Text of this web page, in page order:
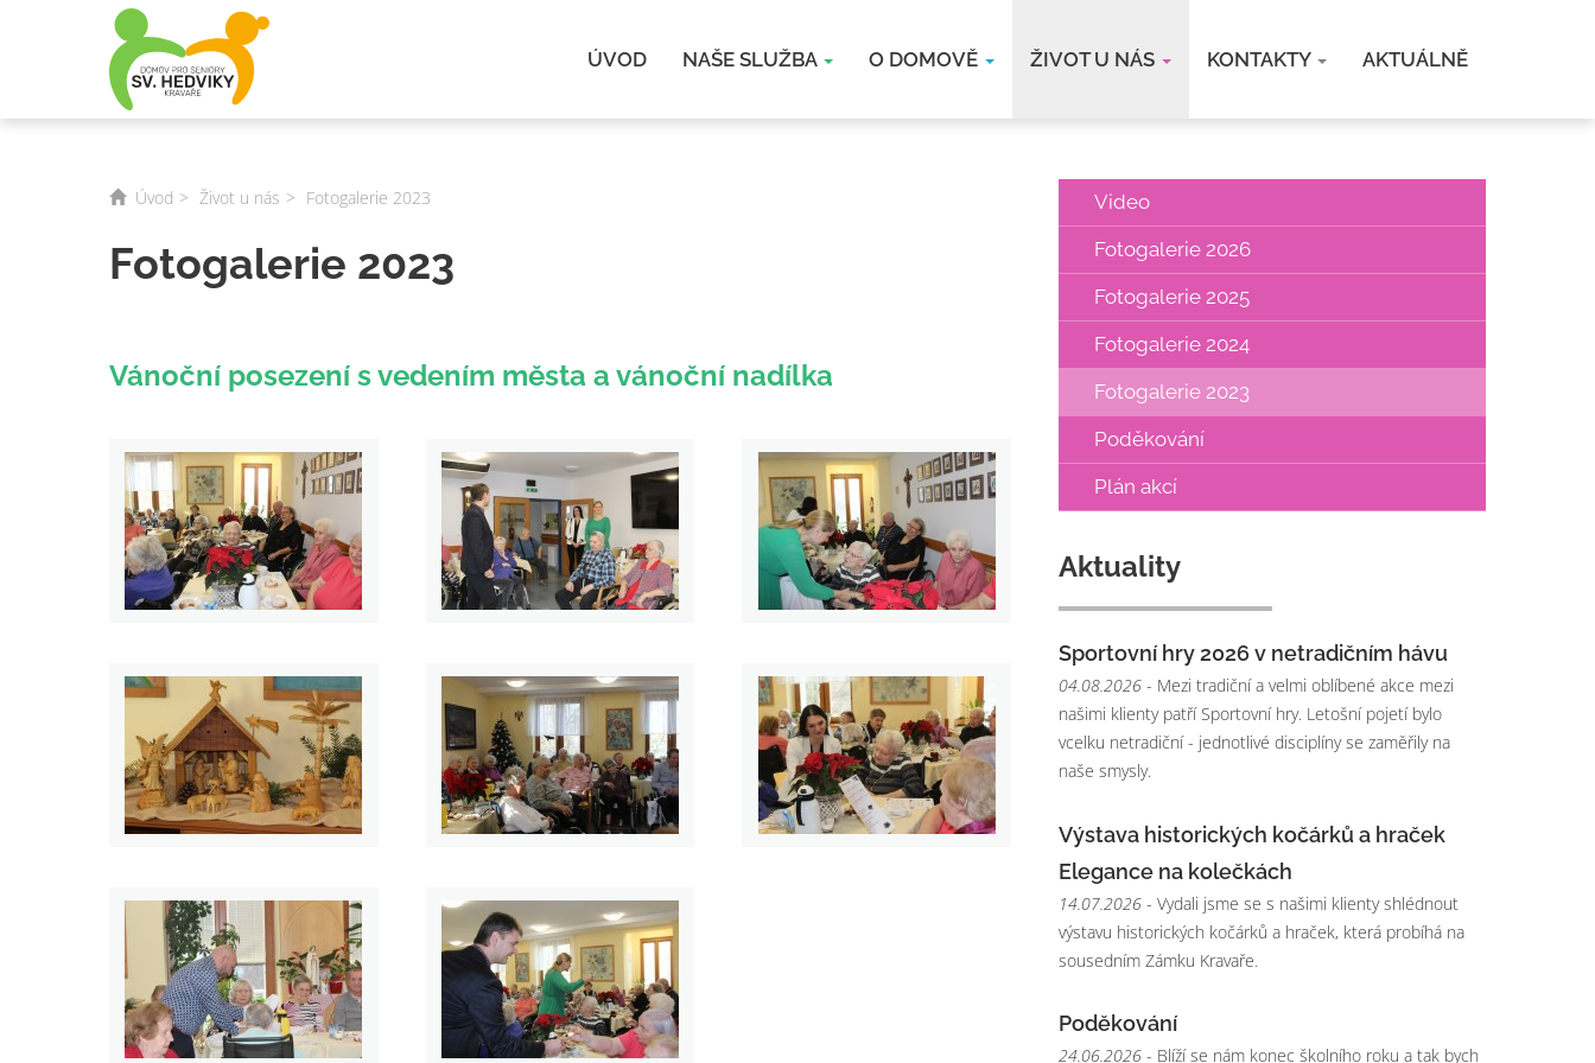
ÚVOD NAŠE SLUŽBA O DOMOVĚ ŽIVOT U NÁS KONTAKTY AKTUÁLNĚ
Úvod Život u nás Fotogalerie 2023
Fotogalerie 2023
Vánoční posezení s vedením města a vánoční nadílka
Video
Fotogalerie 2026
Fotogalerie 2025
Fotogalerie 2024
Fotogalerie 2023
Poděkování
Plán akcí
Aktuality
Sportovní hry 2026 v netradičním hávu
04.08.2026 - Mezi tradiční a velmi oblíbené akce mezi
našimi klienty patří Sportovní hry. Letošní pojetí bylo
vcelku netradiční - jednotlivé disciplíny se zaměřily na
naše smysly.
Výstava historických kočárků a hraček
Elegance na kolečkách
14.07.2026 - Vydali jsme se s našimi klienty shlédnout
výstavu historických kočárků a hraček, která probíhá na
sousedním Zámku Kravaře.
Poděkování
24.06.2026 - Blíží se nám konec školního roku a tak bych